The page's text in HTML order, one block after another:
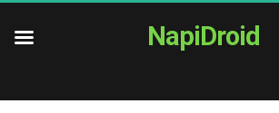
NapiDroid